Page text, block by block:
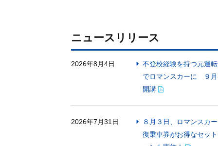
ニュースリリース
2026年8月4日
不登校経験を持つ元運
でロマンスカーに ９月
開講
2026年7月31日
８月３日、ロマンスカ
復乗車券がお得なセッ